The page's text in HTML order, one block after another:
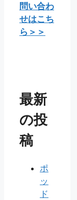
問い合わ
せはこち
ら＞＞
最新
の投
稿
ポ
ッ
ド